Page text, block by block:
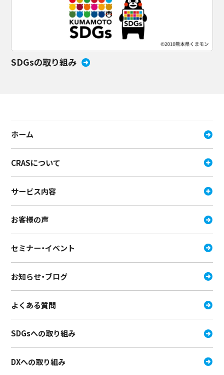
SDGsの取り組み
ホーム
CRASについて
サービス内容
お客様の声
セミナー・イベント
お知らせ・ブログ
よくある質問
SDGsへの取り組み
DXへの取り組み